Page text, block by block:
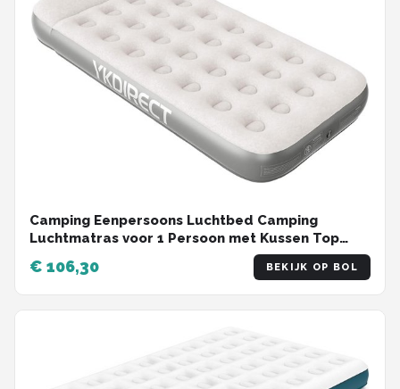
Camping Eenpersoons Luchtbed Camping
Luchtmatras voor 1 Persoon met Kussen Top
€ 106,30 BEKIJK OP BOL